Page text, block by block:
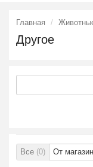
Главная
Другое
Все (0) От